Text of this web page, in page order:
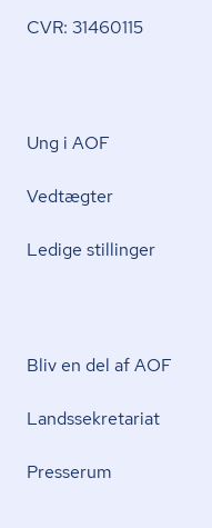
CVR: 31460115
Ung i AOF
Vedtægter
Ledige stillinger
Bliv en del af AOF
Lands­se­kre­ta­ri­at
Presserum